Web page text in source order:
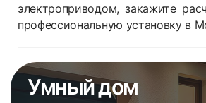
электроприводом, закажите
профессиональную установку в
Умный дом